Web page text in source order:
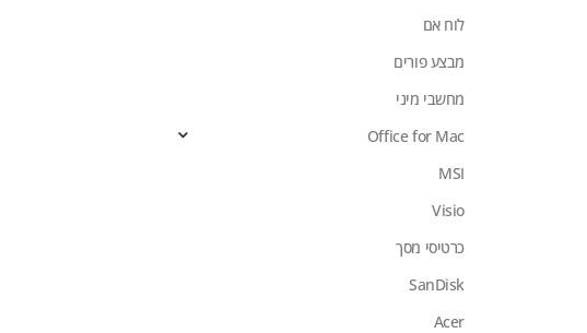
לוח אם
מבצע פורים
מחשבי מיני
Office for Mac
MSI
Visio
כרטיסי מסך
SanDisk
Acer